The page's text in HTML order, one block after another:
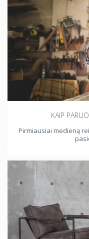
KAIP
Pirmiausiai medieną